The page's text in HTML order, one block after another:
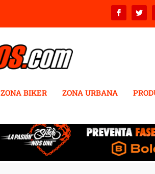
ZONA BIKER ZONA URBANA